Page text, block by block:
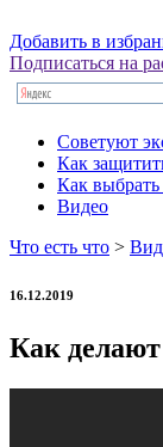
Добавить в
Подписаться на
Советуют
Как
Как
Видео
Что есть что >
16.12.2019
Как